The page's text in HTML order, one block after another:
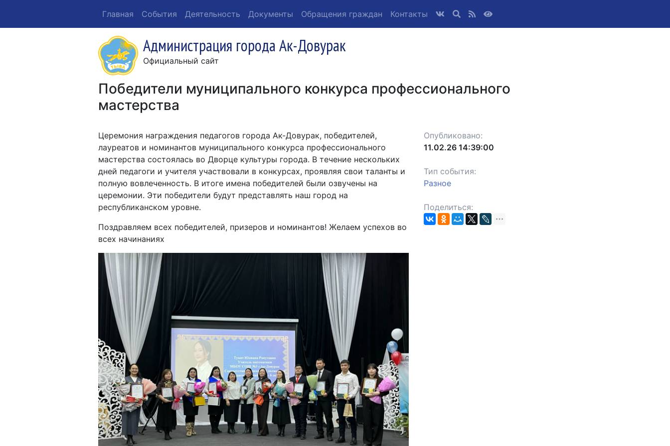
Главная События Деятельность Документы Обращения граждан Контакты
Администрация города Ак-Довурак
Официальный сайт
Победители муниципального конкурса профессионального
мастерства
Церемония награждения педагогов города Ак-Довурак, победителей,
лауреатов и номинантов муниципального конкурса профессионального
мастерства состоялась во Дворце культуры города. В течение нескольких
дней педагоги и учителя участвовали в конкурсах, проявляя свои таланты и
полную вовлеченность. В итоге имена победителей были озвучены на
церемонии. Эти победители будут представлять наш город на
республиканском уровне.
Поздравляем всех победителей, призеров и номинантов! Желаем успехов во
всех начинаниях
Опубликовано:
11.02.26 14:39:00
Тип события:
Разное
Поделиться: